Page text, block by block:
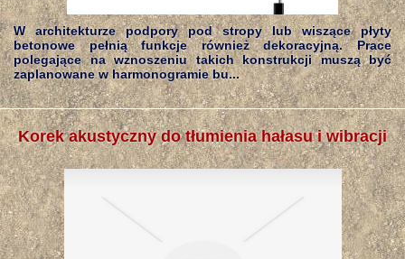
W architekturze podpory pod stropy lub wiszące płyty
betonowe pełnią funkcje również dekoracyjną. Prace
polegające na wznoszeniu takich konstrukcji muszą być
zaplanowane w harmonogramie bu...
Korek akustyczny do tłumienia hałasu i wibracji